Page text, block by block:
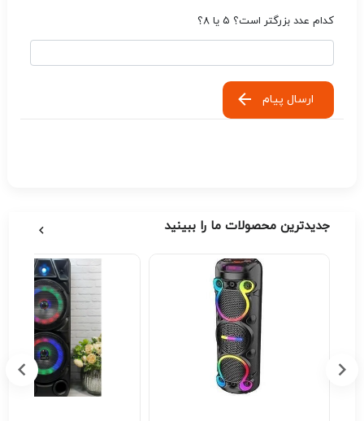
کدام عدد بزرگتر است؟ ۵ یا ۸؟
ارسال پیام
جدیدترین محصولات ما را ببینید